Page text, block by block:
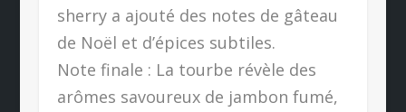
sherry a ajouté des notes de gâteau
de Noël et d’épices subtiles.
Note finale : La tourbe révèle des
arômes savoureux de jambon fumé,